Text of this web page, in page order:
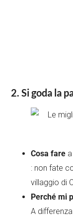
2. Si goda la
Cosa fare a
: non fate
villaggio di
Perché mi
A